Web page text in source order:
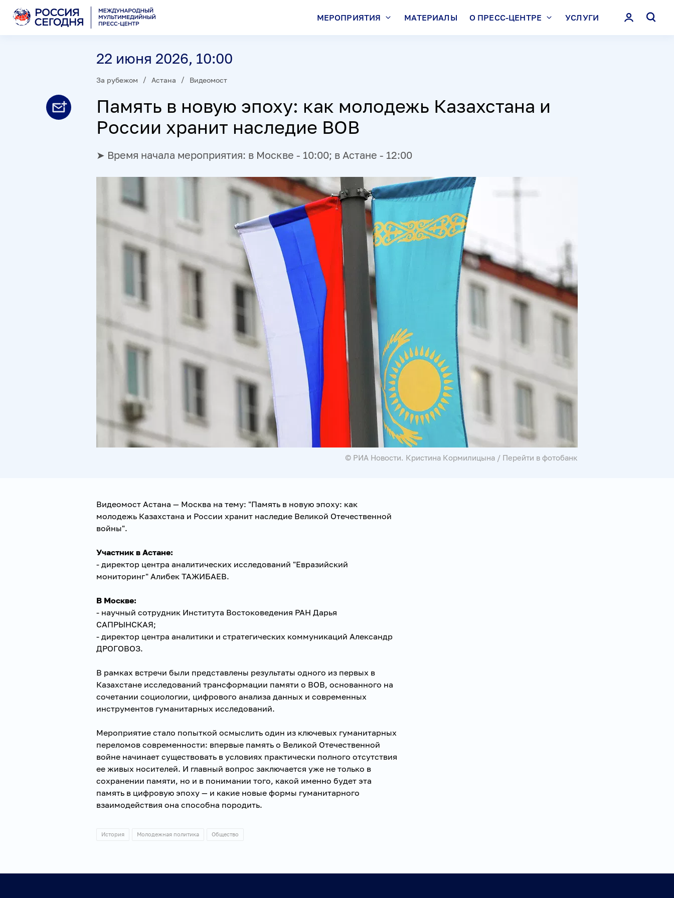
МЕРОПРИЯТИЯ МАТЕРИАЛЫ О ПРЕСС-ЦЕНТРЕ УСЛУГИ
22 июня 2026, 10:00
За рубежом Астана Видеомост
Память в новую эпоху: как молодежь Казахстана и
России хранит наследие ВОВ
➤ Время начала мероприятия: в Москве - 10:00; в Астане - 12:00
© РИА Новости. Кристина Кормилицына / Перейти в фотобанк
Видеомост Астана — Москва на тему: "Память в новую эпоху: как
молодежь Казахстана и России хранит наследие Великой Отечественной
войны".
Участник в Астане:
- директор центра аналитических исследований "Евразийский
мониторинг" Алибек ТАЖИБАЕВ.
В Москве:
- научный сотрудник Института Востоковедения РАН Дарья
САПРЫНСКАЯ;
- директор центра аналитики и стратегических коммуникаций Александр
ДРОГОВОЗ.
В рамках встречи были представлены результаты одного из первых в
Казахстане исследований трансформации памяти о ВОВ, основанного на
сочетании социологии, цифрового анализа данных и современных
инструментов гуманитарных исследований.
Мероприятие стало попыткой осмыслить один из ключевых гуманитарных
переломов современности: впервые память о Великой Отечественной
войне начинает существовать в условиях практически полного отсутствия
ее живых носителей. И главный вопрос заключается уже не только в
сохранении памяти, но и в понимании того, какой именно будет эта
память в цифровую эпоху — и какие новые формы гуманитарного
взаимодействия она способна породить.
История Молодежная политика Общество